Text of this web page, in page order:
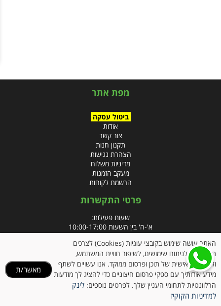
מפת אתר
ביטול עסקה
אודות
צור קשר
תקנון חנות
הצהרת נגישות
מדיניות משלוח
מעקב הזמנות
הרשמת לקוחות
פרטי התקשרות
שעות פעילות:
א'-ה' בין השעות 10:00-17:00
טלפון:
פקס: 09-8666832
אימייל: info@clubpharm.co.il
כתובת : קניון M הדרך, צומת ינאי, מושב בית חירות 40291
האתר עושה שימוש בקובצי עוגיות (Cookies) לצרכים
תפעוליים, לניתוח שימושים, לשיפור חוויית המשתמש,
ולהתאמה אישית של תוכן ופרסום ממוקד. אנו עשויים לשתף
מידע אודותיך עם ספקי פרסום חיצוניים כדי להציג לך מודעות
הרלוונטיות לתחומי העניין שלך. לפרטים נוספים: לינק
למדיניות הקוקיז
מאשר/ת